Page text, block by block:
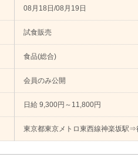
08月18日/08月19日
試食販売
食品(総合)
会員のみ公開
日給 9,300円～11,800円
東京都東京メトロ東西線神楽坂駅⇒